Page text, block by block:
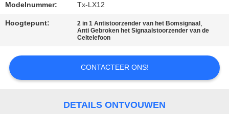
VERZOEK
OM EEN
SITEMAP
Modelnummer: Tx-LX12
Hoogtepunt: 2 in 1 Antistoorzender van het Bomsignaal ,
Anti Gebroken het Signaalstoorzender van de
Celtelefoon
CONTACTEER ONS!
DETAILS ONTVOUWEN